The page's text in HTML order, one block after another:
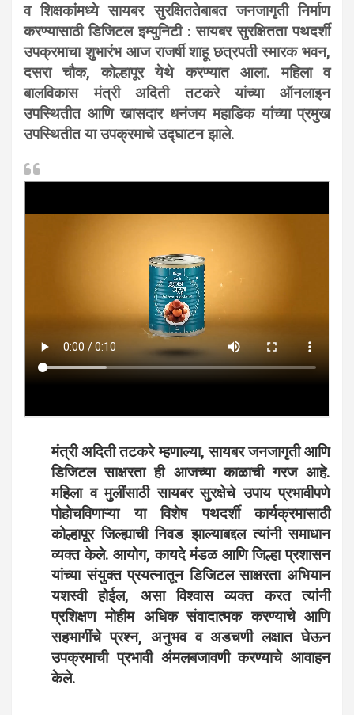
व शिक्षकांमध्ये सायबर सुरक्षिततेबाबत जनजागृती निर्माण
करण्यासाठी डिजिटल इम्युनिटी : सायबर सुरक्षितता पथदर्शी
उपक्रमाचा शुभारंभ आज राजर्षी शाहू छत्रपती स्मारक भवन,
दसरा चौक, कोल्हापूर येथे करण्यात आला. महिला व
बालविकास मंत्री अदिती तटकरे यांच्या ऑनलाइन
उपस्थितीत आणि खासदार धनंजय महाडिक यांच्या प्रमुख
उपस्थितीत या उपक्रमाचे उद्घाटन झाले.
मंत्री अदिती तटकरे म्हणाल्या, सायबर जनजागृती आणि
डिजिटल साक्षरता ही आजच्या काळाची गरज आहे.
महिला व मुलींसाठी सायबर सुरक्षेचे उपाय प्रभावीपणे
पोहोचविणाऱ्या या विशेष पथदर्शी कार्यक्रमासाठी
कोल्हापूर जिल्ह्याची निवड झाल्याबद्दल त्यांनी समाधान
व्यक्त केले. आयोग, कायदे मंडळ आणि जिल्हा प्रशासन
यांच्या संयुक्त प्रयत्नातून डिजिटल साक्षरता अभियान
यशस्वी होईल, असा विश्वास व्यक्त करत त्यांनी
प्रशिक्षण मोहीम अधिक संवादात्मक करण्याचे आणि
सहभागींचे प्रश्न, अनुभव व अडचणी लक्षात घेऊन
उपक्रमाची प्रभावी अंमलबजावणी करण्याचे आवाहन
केले.